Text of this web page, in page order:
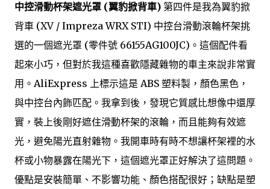
中控滑動杯架遮光罩 (翼豹掀背車) 第四件是我為翼豹掀
背車 (XV / Impreza WRX STI) 中控台滑動滾輪杯架挑
選的一個遮光罩 (零件號 66155AG100JC)。這個配件看
起來小巧，但對於我這種喜歡隱藏雜物的車主來說非常實
用。AliExpress 上標示這是 ABS 塑料製，顏色黑色，
與中控台內飾匹配。我拿到後，發現它質感比想像中還厚
實，裝上後剛好遮住滑動杯架的滾輪，而且能夠有效遮
光，避免陽光直射雜物。我開車時有時不想讓杯架裡的水
杯或小物暴露在陽光下，這個遮光罩正好解決了這問題。
優點是安裝簡單、不影響功能、顏色搭配很好；缺點是塑